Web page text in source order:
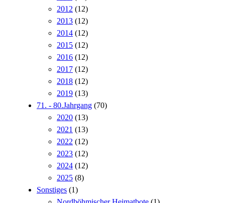
2012 (12)
2013 (12)
2014 (12)
2015 (12)
2016 (12)
2017 (12)
2018 (12)
2019 (13)
71. - 80.Jahrgang (70)
2020 (13)
2021 (13)
2022 (12)
2023 (12)
2024 (12)
2025 (8)
Sonstiges (1)